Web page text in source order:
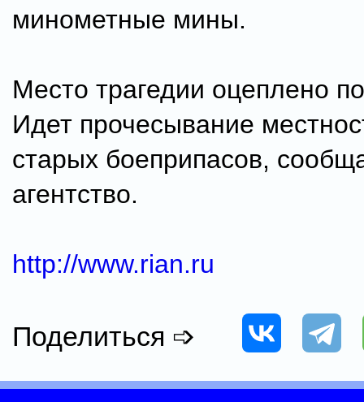
минометные мины.
Место трагедии оцеплено
Идет прочесывание
старых боеприпасов,
агентство.
http://www.rian.ru
Поделиться ➩